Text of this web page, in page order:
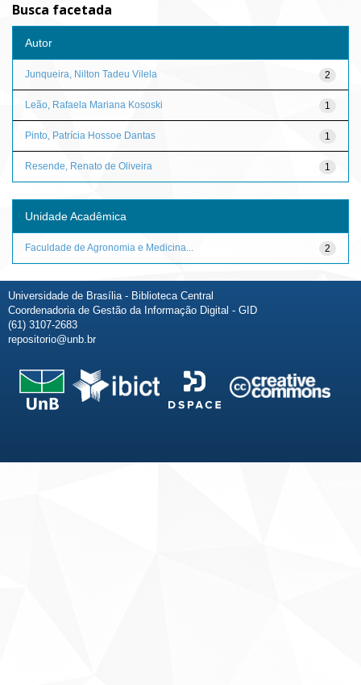
Busca facetada
Autor
2
Junqueira, Nilton Tadeu Vilela
1
Leão, Rafaela Mariana Kososki
1
Pinto, Patrícia Hossoe Dantas
1
Resende, Renato de Oliveira
Unidade Acadêmica
2
Faculdade de Agronomia e Medicina...
Universidade de Brasília - Biblioteca Central
Coordenadoria de Gestão da Informação Digital - GID
(61) 3107-2683
repositorio@unb.br